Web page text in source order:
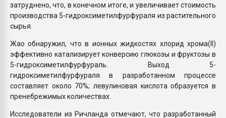
затруднено, что, в конечном итоге, и увеличивает стоимость
производства 5-гидроксиметилфурфураля из растительного
сырья.
Жао обнаружил, что в ионных жидкостях хлорид хрома(II)
эффективно катализирует конверсию глюкозы и фруктозы в
5-гидроксиметилфурфураль. Выход 5-
гидроксиметилфурфураля в разработанном процессе
составляет около 70%; левулиновая кислота образуется в
пренебрежимых количествах.
Исследователи из Ричланда отмечают, что разработанный